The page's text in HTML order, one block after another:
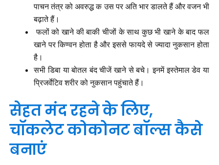
पाचन तंत्र को अवरुद्ध क उस पर अति भार डालते हैं और वजन भी
बढ़ाते हैं।
फलों को खाने की बाकी चीजों के साथ कुछ भी खाने के बाद फल
खाने पर किण्वन होता है और इससे फायदे से ज्यादा नुकसान होता
है।
सभी डिबा या बोतल बंद चीजें खाने से बचे। इनमें इस्तेमाल डेव या
प्रिजर्वेटिव शरीर को नुकसान पहुंचाते हैं।
सेहत मंद रहने के लिए,
चॉकलेट कोकोनट बॉल्स कैसे
बनाएं